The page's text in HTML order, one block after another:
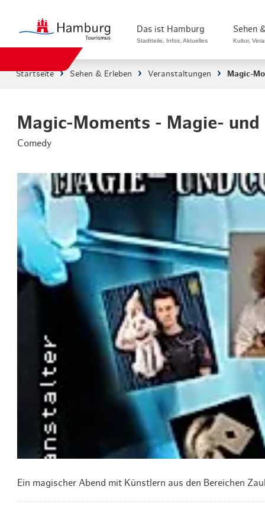
Das ist Hamburg
Stadtteile, Infos, Aktuelles
Die Welt in Hamburg
Hamburg das ganze Jahr
Infos & Mobilität
Sehen
Kultur,
Kultur &
Hamburg
Radfahren
Routen &
Grüne
Erlebnis,
Startseite Sehen & Erleben Veranstaltungen Magic-
Magic-Moments - Magie- und
Comedy
Ein magischer Abend mit Künstlern aus den Bereichen